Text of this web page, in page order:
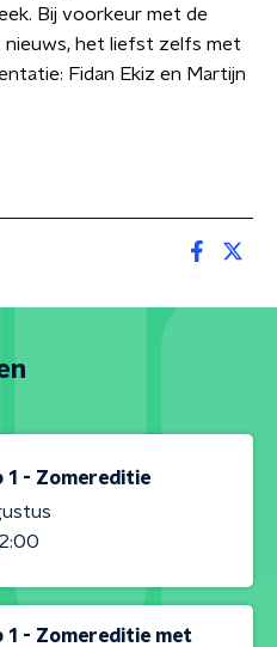
Bij voorkeur met de
het liefst zelfs met
Fidan Ekiz en Martijn
1 - Zomereditie
1 - Zomereditie met